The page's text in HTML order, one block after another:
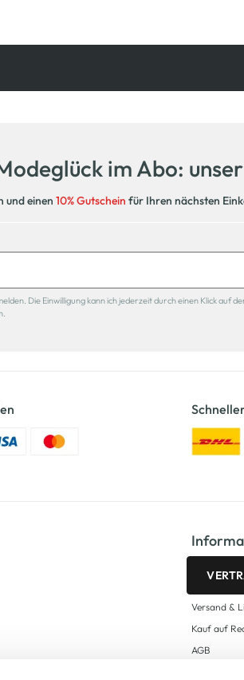
im Abo:
und einen 10% Gutschein für Ihren nächsten
Die Einwilligung kann ich jederzeit durch einen Klick auf
Versand &
Kauf auf
AGB